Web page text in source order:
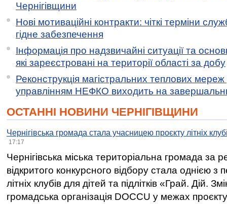
Чернігівщини
Нові мотиваційні контракти: чіткі терміни
гідне забезпечення
Інформація про надзвичайні ситуації та
які зареєстровані на території області за добу
Реконструкція магістральних теплових мереж
управлінням НЕФКО виходить на
ОСТАННІ НОВИНИ ЧЕРНІГІВЩИНИ
Чернігівська громада стала учасницею проєкту літніх
17:17
Чернігівська міська територіальна громада за
відкритого конкурсного відбору стала однією
літніх клубів для дітей та підлітків «Грай. Дій.
громадська організація DOCCU у межах